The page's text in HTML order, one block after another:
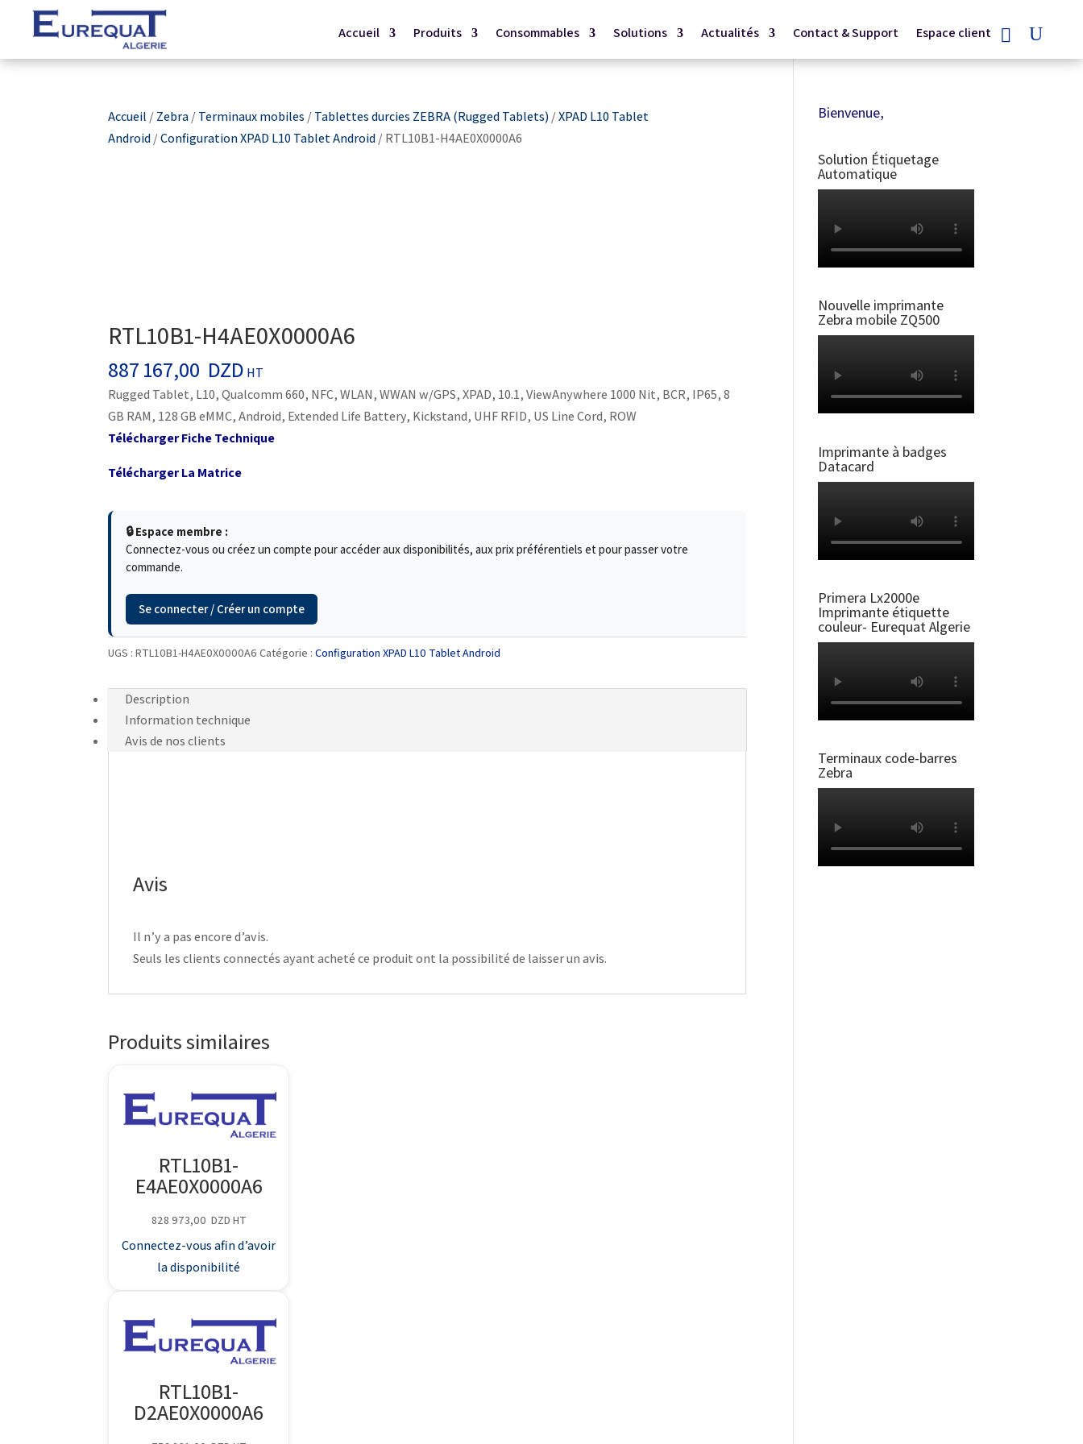
Accueil Produits Consommables Solutions Actualités Contact & Support Espace client
Accueil /Zebra/Terminaux mobiles /Tablettes durcies ZEBRA (Rugged Tablets)/XPAD L10 Tablet
Android/Configuration XPAD L10 Tablet Android/ RTL10B1-H4AE0X0000A6
RTL10B1-H4AE0X0000A6
887 167,00 DZD HT
Rugged Tablet, L10, Qualcomm 660, NFC, WLAN, WWAN w/GPS, XPAD, 10.1, ViewAnywhere 1000 Nit, BCR, IP65, 8
GB RAM, 128 GB eMMC, Android, Extended Life Battery, Kickstand, UHF RFID, US Line Cord, ROW
Télécharger Fiche Technique
Télécharger La Matrice
🔒 Espace membre :
Connectez-vous ou créez un compte pour accéder aux disponibilités, aux prix préférentiels et pour passer votre
commande.
Se connecter / Créer un compte
UGS :RTL10B1-H4AE0X0000A6 Catégorie :Configuration XPAD L10 Tablet Android
Description
Information technique
Avis de nos clients
Avis
Il n’y a pas encore d’avis.
Seuls les clients connectés ayant acheté ce produit ont la possibilité de laisser un avis.
Produits similaires
RTL10B1-
E4AE0X0000A6
828 973,00 DZD HT
Connectez-vous afin d’avoir
la disponibilité
RTL10B1-
D2AE0X0000A6
Bienvenue,
Solution Étiquetage
Automatique
Nouvelle imprimante
Zebra mobile ZQ500
Imprimante à badges
Datacard
Primera Lx2000e
Imprimante étiquette
couleur- Eurequat Algerie
Terminaux code-barres
Zebra